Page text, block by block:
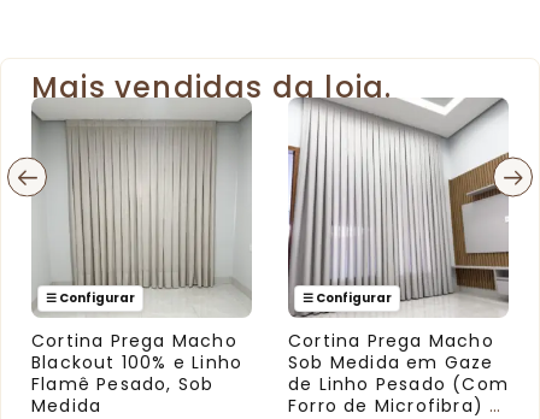
Mais vendidas da loja.
Cortina Prega Macho
Blackout 100% e Linho
Flamê Pesado, Sob
Medida
Cortina Prega Macho
Sob Medida em Gaze
de Linho Pesado (Com
Forro de Microfibra) –